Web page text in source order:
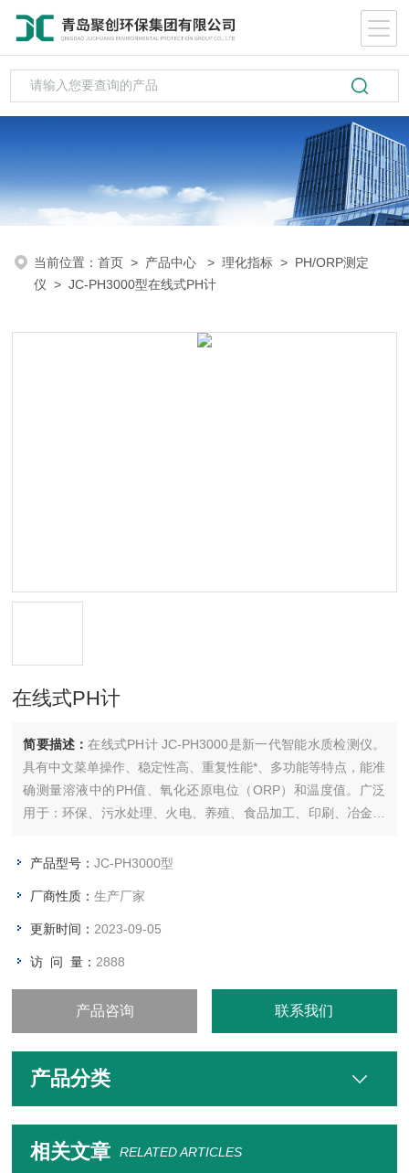
当前位置：首页 > 产品中心 >理化指标 > PH/ORP测定
仪 > JC-PH3000型在线式PH计
在线式PH计
简要描述：在线式PH计 JC-PH3000是新一代智能水质检测仪。
具有中文菜单操作、稳定性高、重复性能*、多功能等特点，能准
确测量溶液中的PH值、氧化还原电位（ORP）和温度值。广泛
用于：环保、污水处理、火电、养殖、食品加工、印刷、冶金、
产品型号：JC-PH3000型
厂商性质：生产厂家
更新时间： 2023-09-05
访 问 量： 2888
产品咨询 联系我们
产品分类
相关文章 RELATED ARTICLES